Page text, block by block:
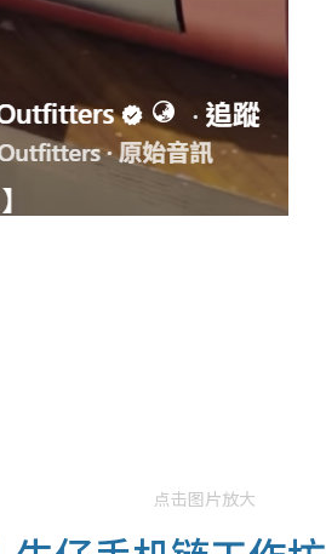
点击图片放大